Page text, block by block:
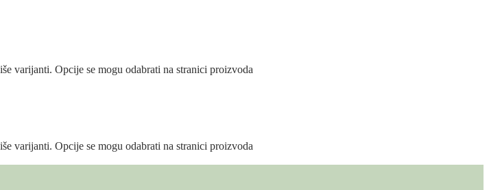
varijanti. Opcije se mogu odabrati na stranici proizvoda
varijanti. Opcije se mogu odabrati na stranici proizvoda